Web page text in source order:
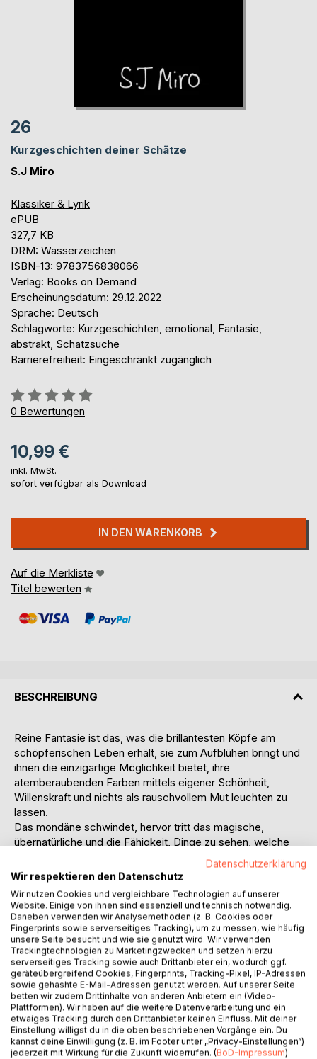
26
Kurzgeschichten deiner Schätze
S.J Miro
Klassiker & Lyrik
ePUB
327,7 KB
DRM: Wasserzeichen
ISBN-13: 9783756838066
Verlag: Books on Demand
Erscheinungsdatum: 29.12.2022
Sprache: Deutsch
Schlagworte: Kurzgeschichten, emotional, Fantasie,
abstrakt, Schatzsuche
Barrierefreiheit: Eingeschränkt zugänglich
Bewertung::
0%
0 Bewertungen
10,99 €
inkl. MwSt.
sofort verfügbar als Download
IN DEN WARENKORB
Auf die Merkliste
Titel bewerten
BESCHREIBUNG
Reine Fantasie ist das, was die brillantesten Köpfe am
schöpferischen Leben erhält, sie zum Aufblühen bringt und
ihnen die einzigartige Möglichkeit bietet, ihre
atemberaubenden Farben mittels eigener Schönheit,
Willenskraft und nichts als rauschvollem Mut leuchten zu
lassen.
Das mondäne schwindet, hervor tritt das magische,
übernatürliche und die Fähigkeit, Dinge zu sehen, welche
das einfache Auge, ertränkt in müder Taubheit und der
graue Alltag die Regenbogenhaut benetzend, gehetzt
übersieht, immer und immer wieder.
Daher; wieso geht man nicht auf diese Reise?
Die Dekonstruktion eines simplen Aspekts des
ungenießbaren Lebens, die Funken an Gold
herausschöpfend, inspizierend, einsteckend und für immer
bewahrend?
Dieses Konzept ist schwer zu ergreifen, aber das
Physische ist hier nicht mehr benötigt und das wird es auch
niemals sein.
Eines der ersten Dinge, die man lernt, wenn man eine
Einrichtung des Lehrens und Lernens betritt wäre, einfache
Striche, präzise abgebildet auf einem Blatt Papier, zu
Datenschutzerklärung
Wir respektieren den Datenschutz
Wir nutzen Cookies und vergleichbare Technologien auf unserer
Website. Einige von ihnen sind essenziell und technisch notwendig.
Daneben verwenden wir Analysemethoden (z. B. Cookies oder
Fingerprints sowie serverseitiges Tracking), um zu messen, wie häufig
unsere Seite besucht und wie sie genutzt wird. Wir verwenden
Trackingtechnologien zu Marketingzwecken und setzen hierzu
serverseitiges Tracking sowie auch Drittanbieter ein, wodurch ggf.
geräteübergreifend Cookies, Fingerprints, Tracking-Pixel, IP-Adressen
sowie gehashte E-Mail-Adressen genutzt werden. Auf unserer Seite
betten wir zudem Drittinhalte von anderen Anbietern ein (Video-
Plattformen). Wir haben auf die weitere Datenverarbeitung und ein
etwaiges Tracking durch den Drittanbieter keinen Einfluss. Mit deiner
Einstellung willigst du in die oben beschriebenen Vorgänge ein. Du
kannst deine Einwilligung (z. B. im Footer unter „Privacy-Einstellungen“)
jederzeit mit Wirkung für die Zukunft widerrufen. (BoD-Impressum)